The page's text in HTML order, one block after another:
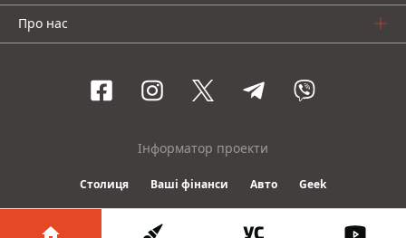
Про нас
Інформатор проекти
Столиця Ваші фінанси Авто Geek